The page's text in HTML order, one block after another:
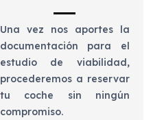
Una vez nos aportes la
documentación para el
estudio de viabilidad,
procederemos a reservar
tu coche sin ningún
compromiso.